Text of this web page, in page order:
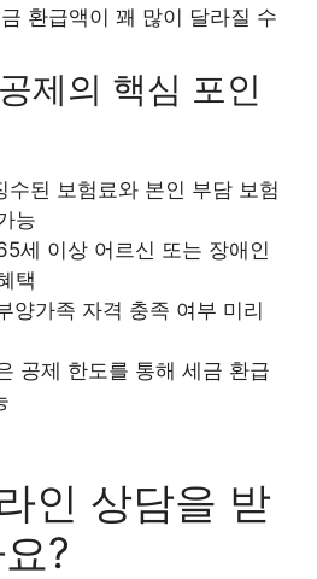
환급액이 꽤 많이 달라질 수
제의 핵심 포인
수된 보험료와 본인 부담 보험
능
세 이상 어르신 또는 장애인
택
양가족 자격 충족 여부 미리
공제 한도를 통해 세금 환급
인 상담을 받
?